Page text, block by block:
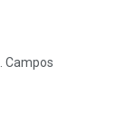
Campos